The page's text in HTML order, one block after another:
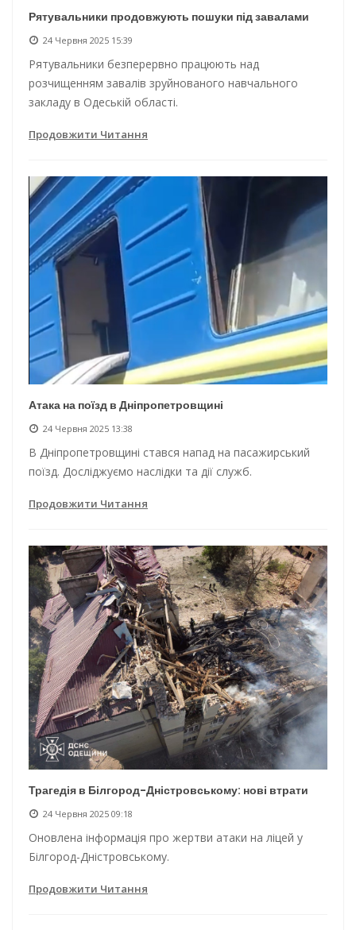
Рятувальники продовжують пошуки під завалами
24 Червня 2025 15:39
Рятувальники безперервно працюють над
розчищенням завалів зруйнованого навчального
закладу в Одеській області.
Продовжити Читання
Атака на поїзд в Дніпропетровщині
24 Червня 2025 13:38
В Дніпропетровщині стався напад на пасажирський
поїзд. Досліджуємо наслідки та дії служб.
Продовжити Читання
Трагедія в Білгород-Дністровському: нові втрати
24 Червня 2025 09:18
Оновлена інформація про жертви атаки на ліцей у
Білгород-Дністровському.
Продовжити Читання